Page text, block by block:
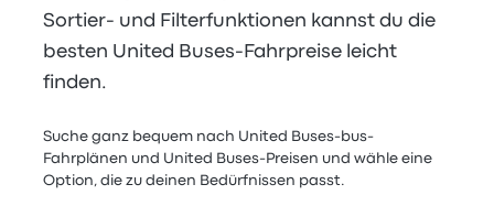
Sortier- und Filterfunktionen kannst du die
besten United Buses-Fahrpreise leicht
finden.
Suche ganz bequem nach United Buses-bus-
Fahrplänen und United Buses-Preisen und wähle eine
Option, die zu deinen Bedürfnissen passt.